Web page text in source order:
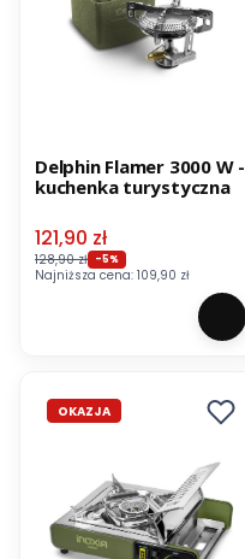
Delphin Flamer 3000 W -
kuchenka turystyczna
Cena promocyjna
121,90 zł
128,90 zł -5%
Najniższa cena: 109,90 zł
OKAZJA